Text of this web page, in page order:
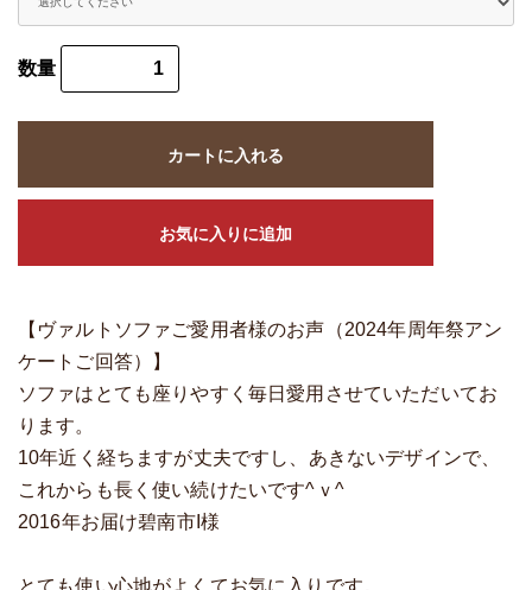
数量
カートに入れる
お気に入りに追加
【ヴァルトソファご愛用者様のお声（2024年周年祭アン
ケートご回答）】
ソファはとても座りやすく毎日愛用させていただいてお
ります。
10年近く経ちますが丈夫ですし、あきないデザインで、
これからも長く使い続けたいです^ｖ^
2016年お届け碧南市I様
とても使い心地がよくてお気に入りです。